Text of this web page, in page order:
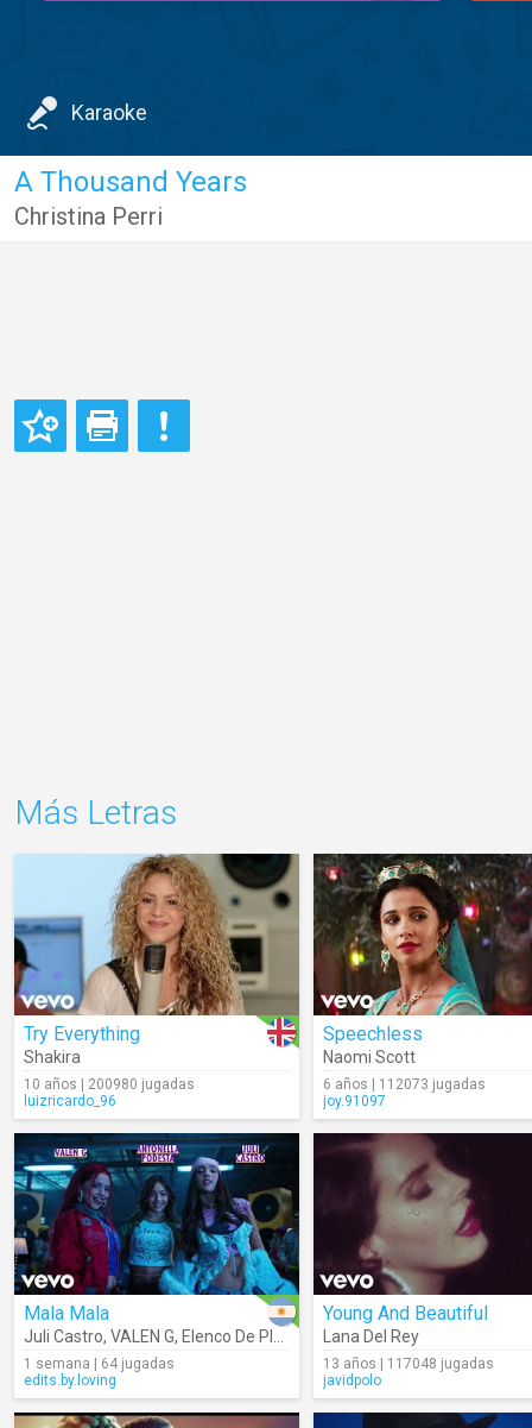
Karaoke
A Thousand Years
Christina Perri
Más Letras
Try Everything
Shakira
10 años | 200980 jugadas
luizricardo_96
Speechless
Naomi Scott
6 años | 112073 jugadas
joy.91097
Mala Mala
Juli Castro, VALEN G, Elenco De Playback: Una Somos Dos
1 semana | 64 jugadas
edits.by.loving
Young And Beautiful
Lana Del Rey
13 años | 117048 jugadas
javidpolo